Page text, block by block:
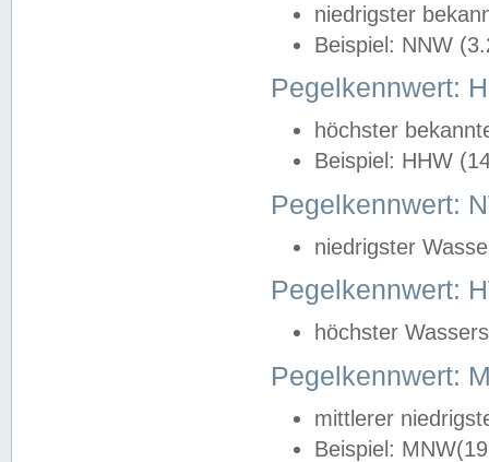
niedrigster
Beispiel: NNW
Pegelkennwert:
höchster
Beispiel: HHW
Pegelkennwert:
niedrigster
Pegelkennwert:
höchster
Pegelkennwert:
mittlerer
Beispiel: